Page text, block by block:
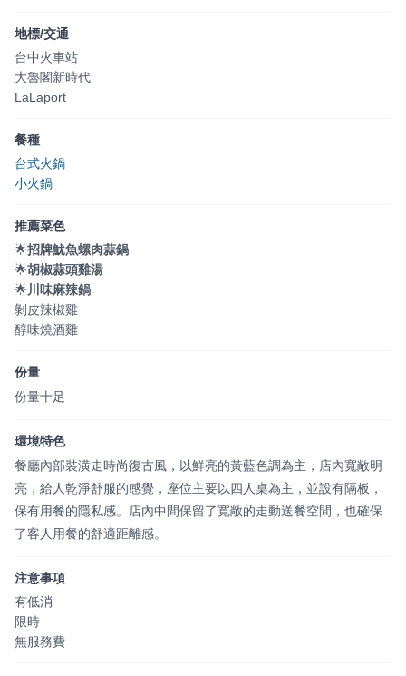
地標/交通
台中火車站
大魯閣新時代
LaLaport
餐種
台式火鍋
小火鍋
推薦菜色
🌟招牌魷魚螺肉蒜鍋
🌟胡椒蒜頭雞湯
🌟川味麻辣鍋
剝皮辣椒雞
醇味燒酒雞
份量
份量十足
環境特色
餐廳內部裝潢走時尚復古風，以鮮亮的黃藍色調為主，店內寬敞明
亮，給人乾淨舒服的感覺，座位主要以四人桌為主，並設有隔板，
保有用餐的隱私感。店內中間保留了寬敞的走動送餐空間，也確保
了客人用餐的舒適距離感。
注意事項
有低消
限時
無服務費